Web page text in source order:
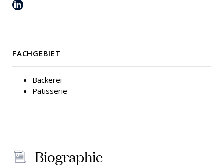
FACHGEBIET
Bäckerei
Patisserie
Biographie